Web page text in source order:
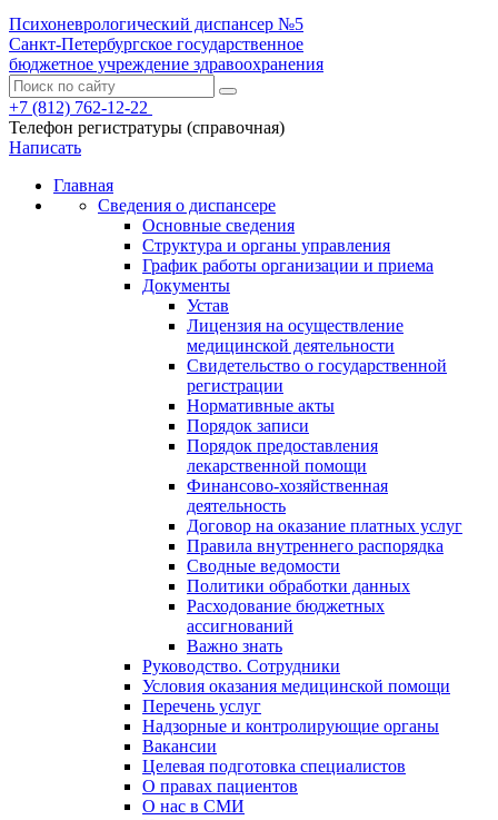
Психоневрологический диспансер №5
Санкт-Петербургское государственное
бюджетное учреждение здравоохранения
+7 (812) 762-12-22
Телефон регистратуры (справочная)
Написать
Главная
Сведения о диспансере
Основные сведения
Структура и органы управления
График работы организации и приема
Документы
Устав
Лицензия на осуществление
медицинской деятельности
Свидетельство о государственной
регистрации
Нормативные акты
Порядок записи
Порядок предоставления
лекарственной помощи
Финансово-хозяйственная
деятельность
Договор на оказание платных услуг
Правила внутреннего распорядка
Сводные ведомости
Политики обработки данных
Расходование бюджетных
ассигнований
Важно знать
Руководство. Сотрудники
Условия оказания медицинской помощи
Перечень услуг
Надзорные и контролирующие органы
Вакансии
Целевая подготовка специалистов
О правах пациентов
О нас в СМИ